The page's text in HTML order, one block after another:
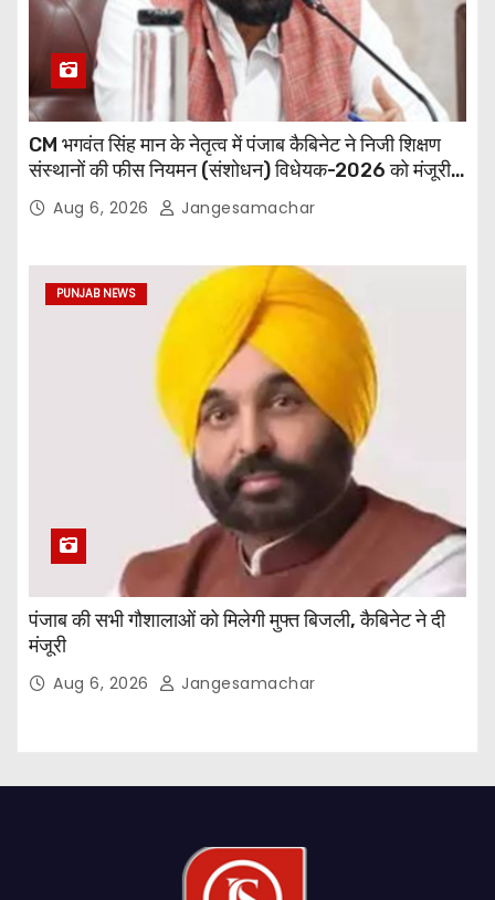
CM भगवंत सिंह मान के नेतृत्व में पंजाब कैबिनेट ने निजी शिक्षण
संस्थानों की फीस नियमन (संशोधन) विधेयक-2026 को मंजूरी
दी Aug 6, 2026 Jangesamachar
PUNJAB NEWS
पंजाब की सभी गौशालाओं को मिलेगी मुफ्त बिजली, कैबिनेट ने दी
मंजूरी
Aug 6, 2026 Jangesamachar